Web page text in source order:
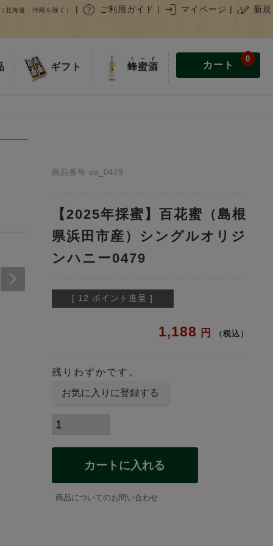
北海道・沖縄を除く） | help ご利用ガイド | login マイページ | stylus_note 新規
ギフト 蜂蜜酒
ミード
カート
0
商品番号 so_0479
【2025年採蜜】百花蜜（島根
県浜田市産）シングルオリジ
ンハニー0479
[ 12 ポイント進呈 ]
1,188 税込
残りわずかです。
お気に入りに登録する
カートに入れる
商品についてのお問い合わせ